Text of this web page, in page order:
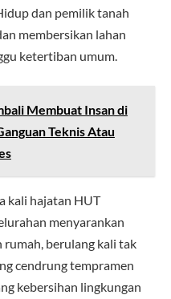
dan pemilik tanah
membersikan lahan
ketertiban umum.
Membuat Insan di
Teknis Atau
kali hajatan HUT
menyarankan
berulang kali tak
cendrung tempramen
kebersihan lingkungan